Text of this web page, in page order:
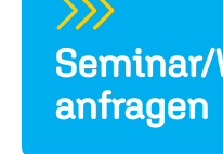
anfragen